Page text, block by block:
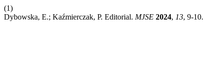
(1)
Dybowska, E.; Kaźmierczak, P. Editorial. MJSE 2024, 13, 9-10.